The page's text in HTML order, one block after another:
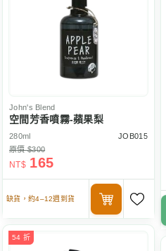
John's Blend
空間芳香噴霧-蘋果梨
280ml
JOB015
原價 $300
NT$ 165
缺貨，約4–12週到貨
54 折